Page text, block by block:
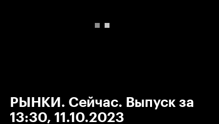
РЫНКИ. Сейчас. Выпуск за
13:30, 11.10.2023